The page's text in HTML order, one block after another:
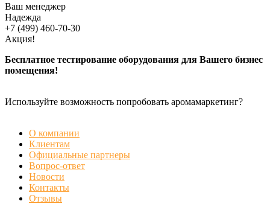
Ваш менеджер
Надежда
+7 (499) 460-70-30
Акция!
Бесплатное тестирование оборудования для Вашего бизнес
помещения!
Используйте возможность попробовать аромамаркетинг?
О компании
Клиентам
Официальные партнеры
Вопрос-ответ
Новости
Контакты
Отзывы